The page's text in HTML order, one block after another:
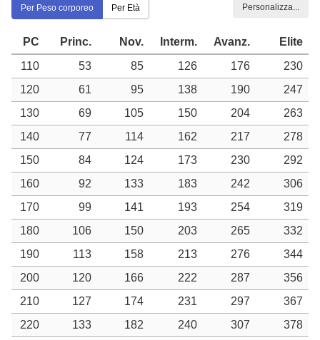
Per Peso corporeo Per Età Personalizza...
PC Princ. Nov. Interm. Avanz.
Elite
110
53 85 126 176
230
120
61 95 138 190
247
130
69 105 150 204
263
140
77 114 162 217
278
150
84 124 173 230
292
160
92 133 183 242
306
170
99 141 193 254
319
180
106 150 203 265
332
190
113 158 213 276
344
200
120 166 222 287
356
210
127 174 231 297
367
220
133 182 240 307 378